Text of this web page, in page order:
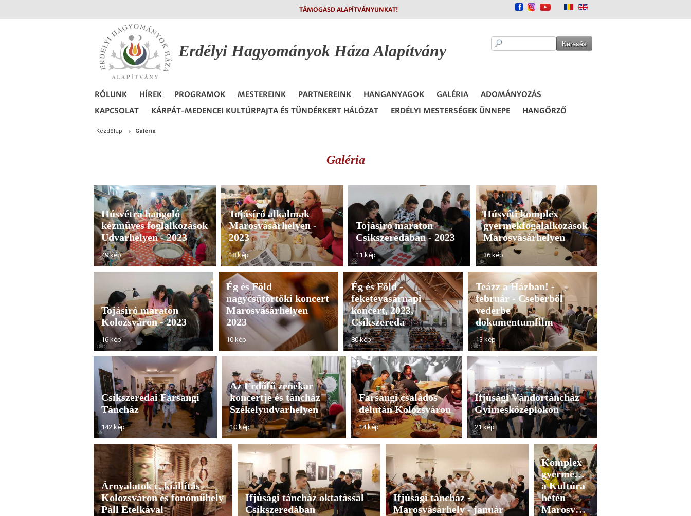
TÁMOGASD ALAPÍTVÁNYUNKAT!
Erdélyi Hagyományok Háza Alapítvány
RÓLUNK HÍREK PROGRAMOK MESTEREINK PARTNEREINK HANGANYAGOK GALÉRIA
ADOMÁNYOZÁS
KAPCSOLAT
KÁRPÁT-MEDENCEI KULTÚRPAJTA ÉS TÜNDÉRKERT HÁLÓZAT ERDÉLYI MESTERSÉGEK ÜNNEPE HANGŐRZŐ
Kezdőlap Galéria
Galéria
Húsvétra hangoló
kézműves foglalkozások
Udvarhelyen - 2023
49 kép
Tojásíró alkalmak
Marosvásárhelyen -
2023
18 kép
Tojásíró maraton
Csíkszeredában - 2023
11 kép
Húsvéti komplex
gyermekfogalalkozások
Marosvásárhelyen
36 kép
Tojásíró maraton
Kolozsváron - 2023
16 kép
Ég és Föld
nagycsütörtöki koncert
Marosvásárhelyen
2023
10 kép
Ég és Föld -
feketevasárnapi
koncert, 2023,
Csíkszereda
80 kép
Teázz a Házban! -
február - Cseberből
vederbe
dokumentumfilm
13 kép
Csíkszeredai Farsangi
Táncház
142 kép
Az Erdőfű zenekar
koncertje és táncház
Székelyudvarhelyen
10 kép
Farsangi családos
délután Kolozsváron
14 kép
Ifjúsági Vándortáncház
Gyimesközéplokon
21 kép
Árnyalatok c. kiállítás
Kolozsváron és fonóműhely
Páll Etelkával
Ifjúsági táncház oktatással
Csíkszeredában
Ifjúsági táncház -
Marosvásárhely - január
Komplex
gyermekfoglalkozások
a Kultúra
hetén
Marosvásárhelyen